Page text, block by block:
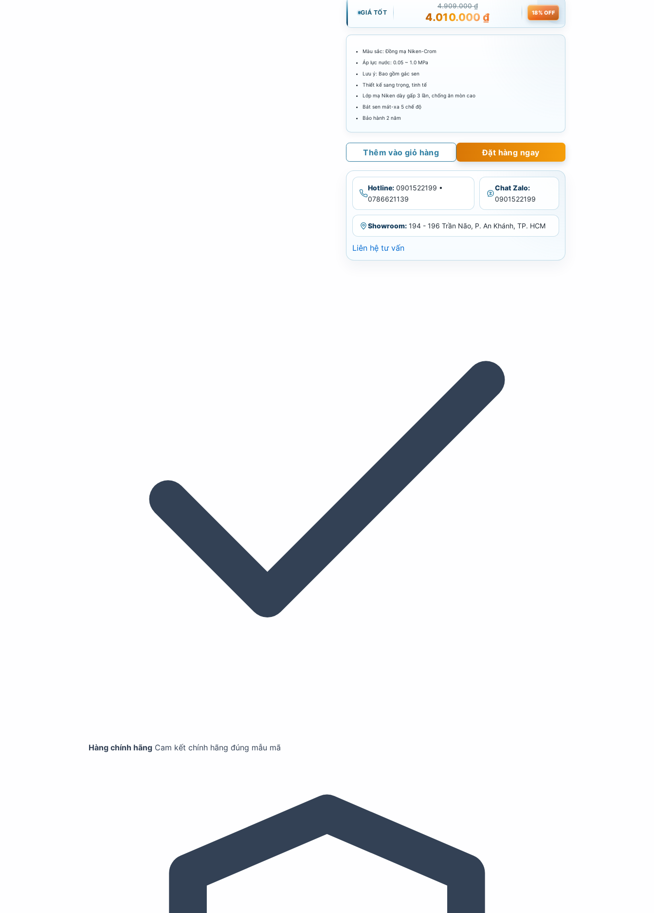
GIÁ TỐT
4.909.000₫
4.010.000₫ 18% OFF
Màu sắc: Đồng mạ Niken-Crom
Áp lực nước: 0.05 ~ 1.0 MPa
Lưu ý: Bao gồm gác sen
Thiết kế sang trọng, tinh tế
Lớp mạ Niken dày gấp 3 lần, chống ăn mòn cao
Bát sen mát-xa 5 chế độ
Bảo hành 2 năm
Thêm vào giỏ hàng Đặt hàng ngay
Hotline: 0901522199 •
0786621139
Chat Zalo:
0901522199
Showroom: 194 - 196 Trần Não, P. An Khánh, TP. HCM
Liên hệ tư vấn
Hàng chính hãng Cam kết chính hãng đúng mẫu mã